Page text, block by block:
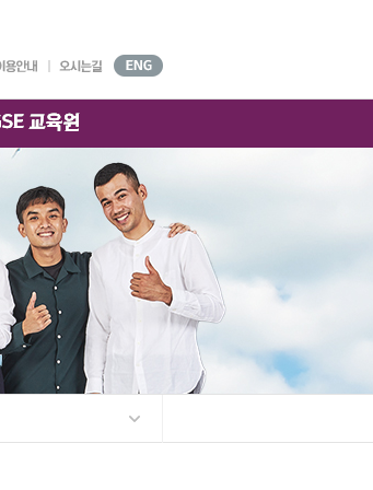
원서접수 찾아오시는 길
국제경영학과
K-융합경영
교수소개
한국·베트남 전문경영
강의시간표
AGORA
부속기관
학술정보원
교수·학생 지원센터
시설안내